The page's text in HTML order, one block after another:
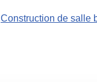
Construction de salle